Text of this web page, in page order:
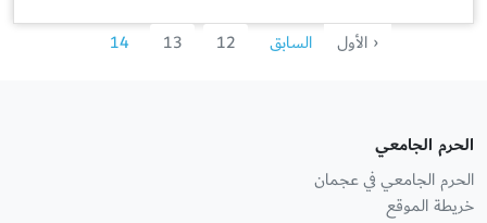
‹ الأول السابق 12
13
14
الحرم الجامعي
الحرم الجامعي في عجمان
خريطة الموقع